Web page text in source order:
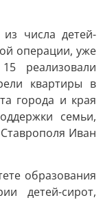
числа детей-
операции, уже
реализовали
квартиры в
города и края
семьи,
Иван
образования
детей-сирот,